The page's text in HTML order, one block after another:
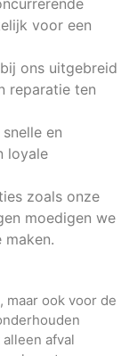
voor een
ons uitgebreid
reparatie ten
en
loyale
zoals onze
moedigen we
maken.
maar ook voor de
afval